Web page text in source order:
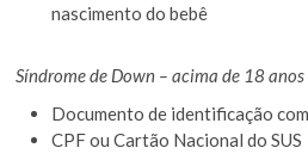
nascimento do bebê
Síndrome de Down – acima de 18 anos
Documento de identificação
CPF ou Cartão Nacional do SUS